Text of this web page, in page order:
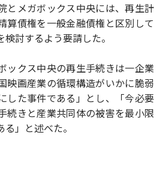
とメガボックス中央には、再生計
算債権を一般金融債権と区別して
討するよう要請した。
ックス中央の再生手続きは一企業
映画産業の循環構造がいかに脆弱
した事件である」とし、「今必要
続きと産業共同体の被害を最小限
」と述べた。